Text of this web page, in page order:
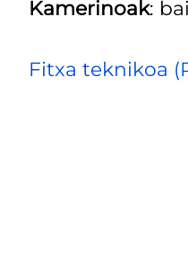
Kamerinoak: bai
Fitxa teknikoa